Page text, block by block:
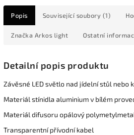
Popis Související soubory (1)
Značka Arkos light Ostatní
Detailní popis produktu
Závěsné LED světlo nad jídelní stůl nebo
Materiál stínidla aluminium v bílém
Materiál difusoru opálový
Transparentní přívodní kabel